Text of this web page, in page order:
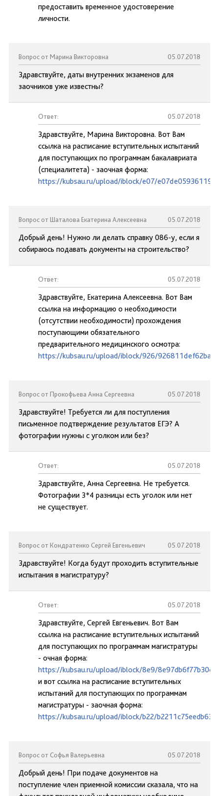
предоставить временное удостоверение
личности.
Вопрос от Марина Викторовна 05.07.2018
Здравствуйте, даты внутренних экзаменов для
заочников уже известны?
Ответ: 05.07.2018
Здравствуйте, Марина Викторовна. Вот Вам
ссылка на расписание вступительных испытаний
для поступающих по программам бакалавриата
(специалитета) - заочная форма:
https://kubsau.ru/upload/iblock/e07/
Вопрос от Шаталова Екатерина Алексеевна 05.07.2018
Добрый день! Нужно ли делать справку 086-у, если я
собираюсь подавать документы на строительство?
Ответ: 05.07.2018
Здравствуйте, Екатерина Алексеевна. Вот Вам
ссылка на информацию о необходимости
(отсутствии необходимости) прохождения
поступающими обязательного
предварительного медицинского осмотра:
https://kubsau.ru/upload/iblock/926/
Вопрос от Прокофьева Анна Сергеевна 05.07.2018
Здравствуйте! Требуется ли для поступления
письменное подтверждение результатов ЕГЭ? А
фотографии нужны с уголком или без?
Ответ: 05.07.2018
Здравствуйте, Анна Сергеевна. Не требуется.
Фотографии 3*4 разницы есть уголок или нет
не существует.
Вопрос от Кондратенко Сергей Евгеньевич 05.07.2018
Здравствуйте! Когда будут проходить вступительные
испытания в магистратуру?
Ответ: 05.07.2018
Здравствуйте, Сергей Евгеньевич. Вот Вам
ссылка на расписание вступительных испытаний
для поступающих по программам магистратуры
- очная форма:
https://kubsau.ru/upload/iblock/8e9/
и вот ссылка на расписание вступительных
испытаний для поступающих по программам
магистратуры - заочная форма:
https://kubsau.ru/upload/iblock/b22/
Вопрос от Софья Валерьевна 05.07.2018
Добрый день! При подаче документов на
поступление член приемной комиссии сказала, что на